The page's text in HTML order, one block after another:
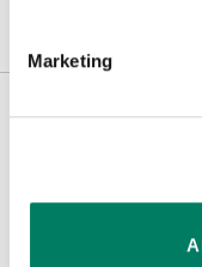
Marketing
Weitere